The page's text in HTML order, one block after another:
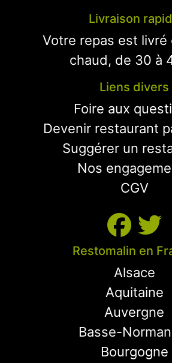
Livraison
Votre repas est livré
chaud, de 30 à
Liens divers
Foire aux
Devenir restaurant
Suggérer un
Nos
CGV
Restomalin en
Alsace
Aquitaine
Auvergne
Basse-
Bourgogne